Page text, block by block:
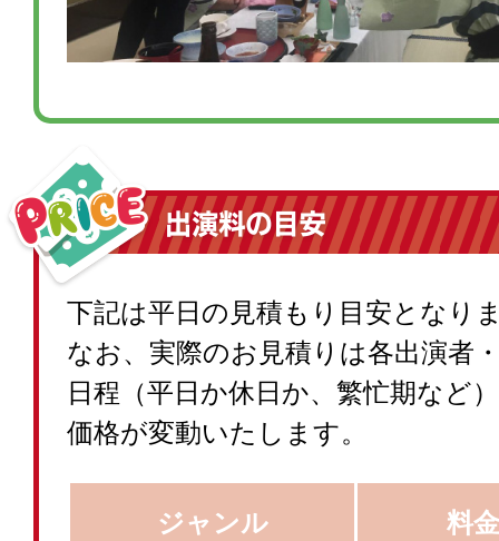
下記は平日の見積もり目安となり
なお、実際のお見積りは各出演者
日程（平日か休日か、繁忙期など
価格が変動いたします。
ジャンル 料